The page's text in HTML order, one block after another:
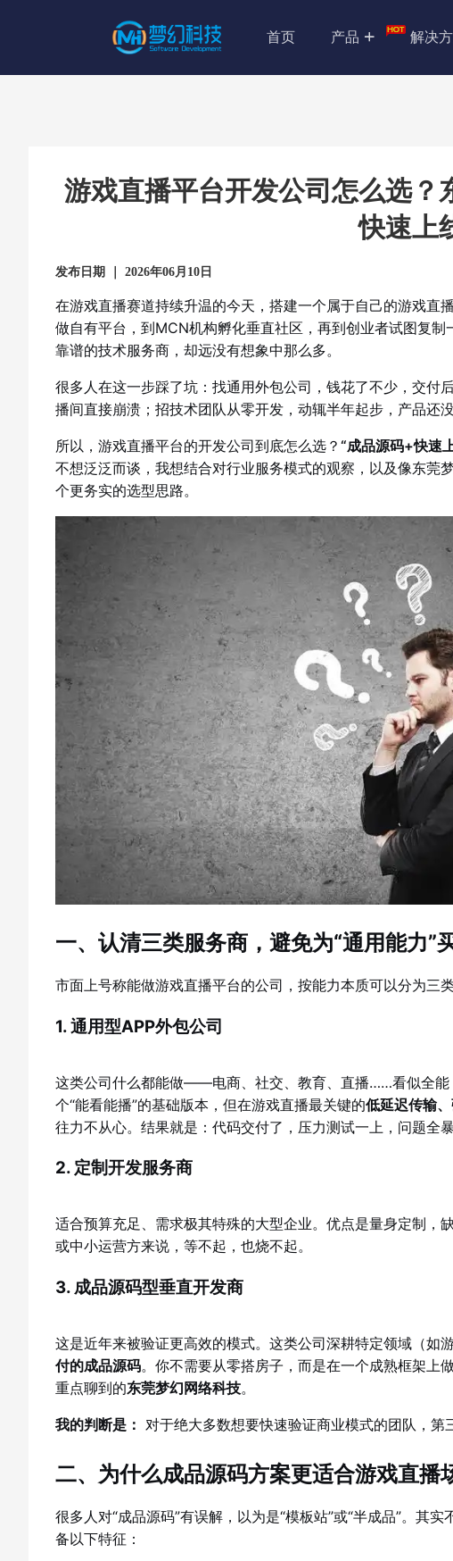
首页 产品 解决
游戏直播平台开发公司怎么选？
快速上
发布日期 ｜ 2026年06月10日
在游戏直播赛道持续升温的今天，搭建一个属于自己的游戏直
做自有平台，到MCN机构孵化垂直社区，再到创业者试图复
靠谱的技术服务商，却远没有想象中那么多。
很多人在这一步踩了坑：找通用外包公司，钱花了不少，交付
播间直接崩溃；招技术团队从零开发，动辄半年起步，产品还
所以，游戏直播平台的开发公司到底怎么选？ “成品源码+快速
不想泛泛而谈，我想结合对行业服务模式的观察，以及像东莞
个更务实的选型思路。
一、认清三类服务商，避免为“通用能力”
市面上号称能做游戏直播平台的公司，按能力本质可以分为三类
1. 通用型APP外包公司
这类公司什么都能做——电商、社交、教育、直播……看似全能
个“能看能播”的基础版本，但在游戏直播最关键的低延迟传输
往力不从心。结果就是：代码交付了，压力测试一上，问题全暴
2. 定制开发服务商
适合预算充足、需求极其特殊的大型企业。优点是量身定制，
或中小运营方来说，等不起，也烧不起。
3. 成品源码型垂直开发商
这是近年来被验证更高效的模式。这类公司深耕特定领域（如
付的成品源码。你不需要从零搭房子，而是在一个成熟框架上
重点聊到的东莞梦幻网络科技。
我的判断是： 对于绝大多数想要快速验证商业模式的团队，第
二、为什么成品源码方案更适合游戏直播
很多人对“成品源码”有误解，以为是“模板站”或“半成品”。其
备以下特征：